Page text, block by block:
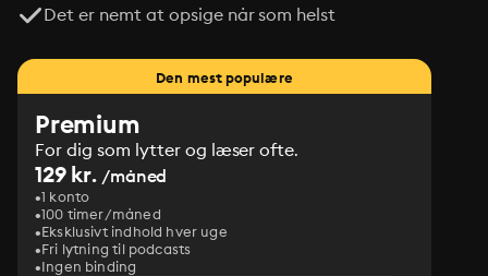
Det er nemt at opsige når som helst
Den mest populære
Premium
For dig som lytter og læser ofte.
129 kr. /måned
1 konto
100 timer/måned
Eksklusivt indhold hver uge
Fri lytning til podcasts
Ingen binding